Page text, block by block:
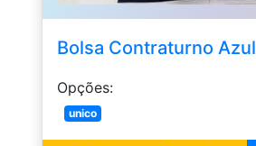
Bolsa Contraturno Azul
Opções:
unico